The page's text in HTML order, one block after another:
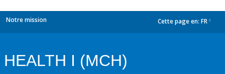
Notre mission Cette page en: FR
HEALTH I (MCH)